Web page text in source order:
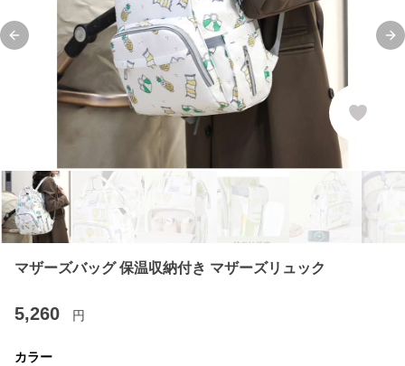
Previous slide
マザーズバッグ 保温収納付き マザーズリュック
5,260 円
カラー